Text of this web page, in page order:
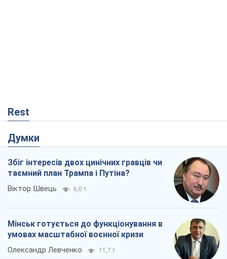
Rest
Думки
Збіг інтересів двох цинічних гравців чи
таємний план Трампа і Путіна?
Віктор Швець 6,0 т.
Мінськ готується до функціонування в
умовах масштабної воєнної кризи
Олександр Левченко 11,7 т.